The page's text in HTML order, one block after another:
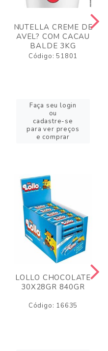
NUTELLA CREME DE
AVEL? COM CACAU
BALDE 3KG
Código: 51801
Faça seu login
ou
cadastre-se
para ver preços
e comprar
LOLLO CHOCOLATE
30X28GR 840GR
Código: 16635